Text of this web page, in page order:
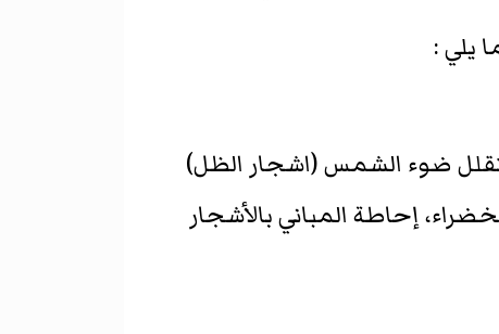
يلي :
تقلل ضوء الشمس (اشجار الظل)
إحاطة المباني بالأشجار